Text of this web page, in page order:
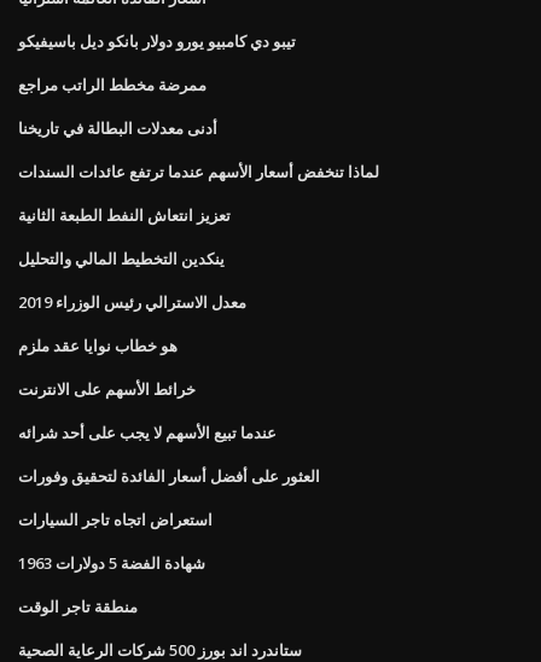
تيبو دي كامبيو يورو دولار بانكو ديل باسيفيكو
ممرضة مخطط الراتب مراجع
أدنى معدلات البطالة في تاريخنا
لماذا تنخفض أسعار الأسهم عندما ترتفع عائدات السندات
تعزيز انتعاش النفط الطبعة الثانية
ينكدين التخطيط المالي والتحليل
معدل الاسترالي رئيس الوزراء 2019
هو خطاب نوايا عقد ملزم
خرائط الأسهم على الانترنت
عندما تبيع الأسهم لا يجب على أحد شرائه
العثور على أفضل أسعار الفائدة لتحقيق وفورات
استعراض اتجاه تاجر السيارات
شهادة الفضة 5 دولارات 1963
منطقة تاجر الوقت
ستاندرد اند بورز 500 شركات الرعاية الصحية